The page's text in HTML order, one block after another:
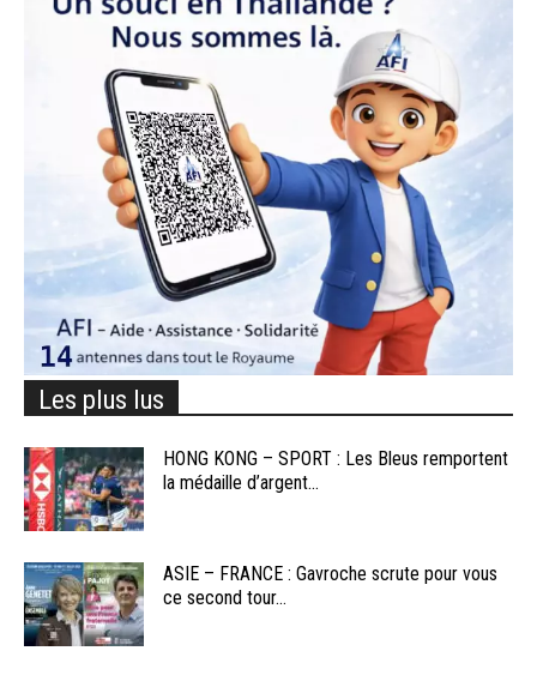
Les plus lus
HONG KONG – SPORT : Les Bleus remportent
la médaille d’argent...
ASIE – FRANCE : Gavroche scrute pour vous
ce second tour...